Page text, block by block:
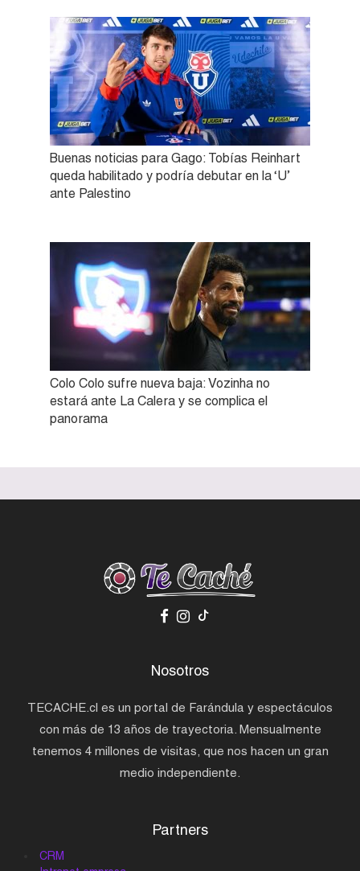
Buenas noticias para Gago: Tobías Reinhart
queda habilitado y podría debutar en la ‘U’
ante Palestino
Colo Colo sufre nueva baja: Vozinha no
estará ante La Calera y se complica el
panorama
Nosotros
TECACHE.cl es un portal de Farándula y espectáculos
con más de 13 años de trayectoria. Mensualmente
tenemos 4 millones de visitas, que nos hacen un gran
medio independiente.
Partners
CRM